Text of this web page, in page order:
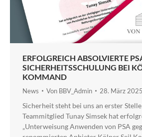
ERFOLGREICH ABSOLVIERTE
SICHERHEITSSCHULUNG BEI
KOMMAND
News Von BBV_Admin 28. März 2025
Sicherheit steht bei uns an erster
Teammitglied Tunay Simsek hat
„Unterweisung Anwenden von PSA